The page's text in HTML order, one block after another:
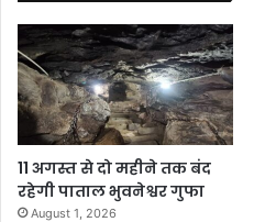
11 अगस्त से दो महीने तक बंद
रहेगी पाताल भुवनेश्वर गुफा
August 1, 2026